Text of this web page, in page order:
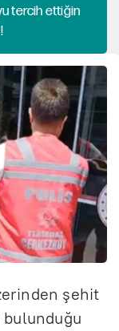
tercih ettiğin
şehit